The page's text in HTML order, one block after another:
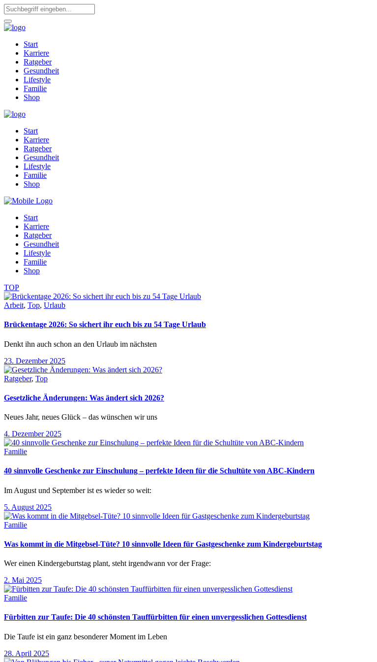
Start
Karriere
Ratgeber
Gesundheit
Lifestyle
Familie
Shop
Start
Karriere
Ratgeber
Gesundheit
Lifestyle
Familie
Shop
Start
Karriere
Ratgeber
Gesundheit
Lifestyle
Familie
Shop
TOP
Arbeit, Top, Urlaub
Brückentage 2026: So sichert ihr euch bis zu 54 Tage Urlaub
Denkt ihn auch schon an den Urlaub im nächsten
23. Dezember 2025
Ratgeber, Top
Gesetzliche Änderungen: Was ändert sich 2026?
Neues Jahr, neues Glück – das wünschen wir uns
4. Dezember 2025
Familie
40 sinnvolle Geschenke zur Einschulung – perfekte Ideen für die Schultüte von ABC-Kindern
Im August und September ist es wieder so weit:
5. August 2025
Familie
Was kommt in die Mitgebsel-Tüte? 10 sinnvolle Ideen für Gastgeschenke zum Kindergeburtstag
Wer einen Kindergeburtstag plant, steht irgendwann vor der Frage:
2. Mai 2025
Familie
Fürbitten zur Taufe: Die 40 schönsten Tauffürbitten für einen unvergesslichen Gottesdienst
Die Taufe ist ein ganz besonderer Moment im Leben
28. April 2025